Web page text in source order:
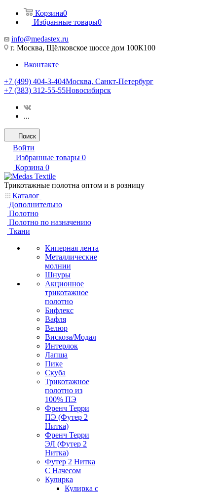
Корзина0
Избранные товары0
info@medastex.ru
г. Москва, Щёлковское шоссе дом 100К100
Вконтакте
+7 (499) 404-3-404Москва, Санкт-Петербург
+7 (383) 312-55-55Новосибирск
...
Поиск
Войти
Избранные товары 0
Корзина 0
Трикотажные полотна оптом и в розницу
Каталог
Дополнительно
Полотно
Полотно по назначению
Ткани
Киперная лента
Металлические
молнии
Шнуры
Акционное
трикотажное
полотно
Бифлекс
Вафля
Велюр
Вискоза/Модал
Интерлок
Лапша
Пике
Скуба
Трикотажное
полотно из
100% ПЭ
Френч Терри
ПЭ (Футер 2
Нитка)
Френч Терри
ЭЛ (Футер 2
Нитка)
Футер 2 Нитка
С Начесом
Кулирка
Кулирка с